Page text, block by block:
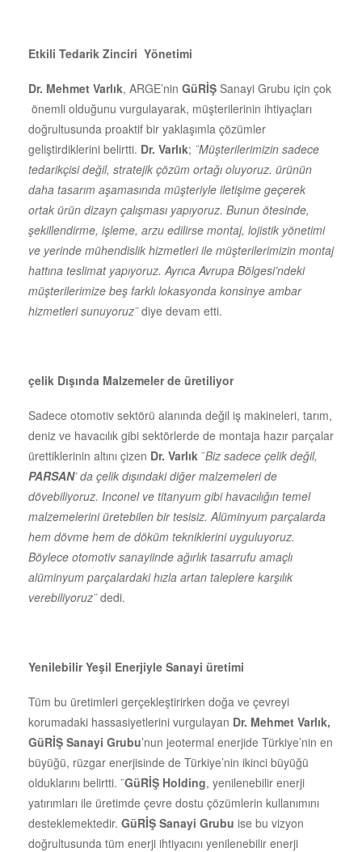
Etkili Tedarik Zinciri Yönetimi
Dr. Mehmet Varlık, ARGE’nin GüRİŞ Sanayi Grubu için çok
önemli olduğunu vurgulayarak, müşterilerinin ihtiyaçları
doğrultusunda proaktif bir yaklaşımla çözümler
geliştirdiklerini belirtti. Dr. Varlık; ¨Müşterilerimizin sadece
tedarikçisi değil, stratejik çözüm ortağı oluyoruz. ürünün
daha tasarım aşamasında müşteriyle iletişime geçerek
ortak ürün dizayn çalışması yapıyoruz. Bunun ötesinde,
şekillendirme, işleme, arzu edilirse montaj, lojistik yönetimi
ve yerinde mühendislik hizmetleri ile müşterilerimizin montaj
hattına teslimat yapıyoruz. Ayrıca Avrupa Bölgesi’ndeki
müşterilerimize beş farklı lokasyonda konsinye ambar
hizmetleri sunuyoruz¨diye devam etti.
çelik Dışında Malzemeler de üretiliyor
Sadece otomotiv sektörü alanında değil iş makineleri, tarım,
deniz ve havacılık gibi sektörlerde de montaja hazır parçalar
ürettiklerinin altını çizen Dr. Varlık ¨Biz sadece çelik değil,
PARSAN’ da çelik dışındaki diğer malzemeleri de
dövebiliyoruz. Inconel ve titanyum gibi havacılığın temel
malzemelerini üretebilen bir tesisiz. Alüminyum parçalarda
hem dövme hem de döküm tekniklerini uyguluyoruz.
Böylece otomotiv sanayiinde ağırlık tasarrufu amaçlı
alüminyum parçalardaki hızla artan taleplere karşılık
verebiliyoruz¨dedi.
Yenilebilir Yeşil Enerjiyle Sanayi üretimi
Tüm bu üretimleri gerçekleştirirken doğa ve çevreyi
korumadaki hassasiyetlerini vurgulayan Dr. Mehmet Varlık,
GüRİŞ Sanayi Grubu’nun jeotermal enerjide Türkiye’nin en
büyüğü, rüzgar enerjisinde de Türkiye’nin ikinci büyüğü
olduklarını belirtti. ¨GüRİŞ Holding, yenilenebilir enerji
yatırımları ile üretimde çevre dostu çözümlerin kullanımını
desteklemektedir. GüRİŞ Sanayi Grubu ise bu vizyon
doğrultusunda tüm enerji ihtiyacını yenilenebilir enerji